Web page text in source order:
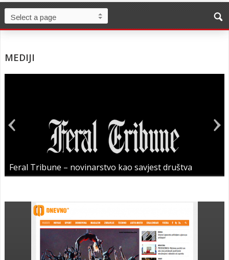
MEDIJI
Feral Tribune – novinarstvo kao savjest društva